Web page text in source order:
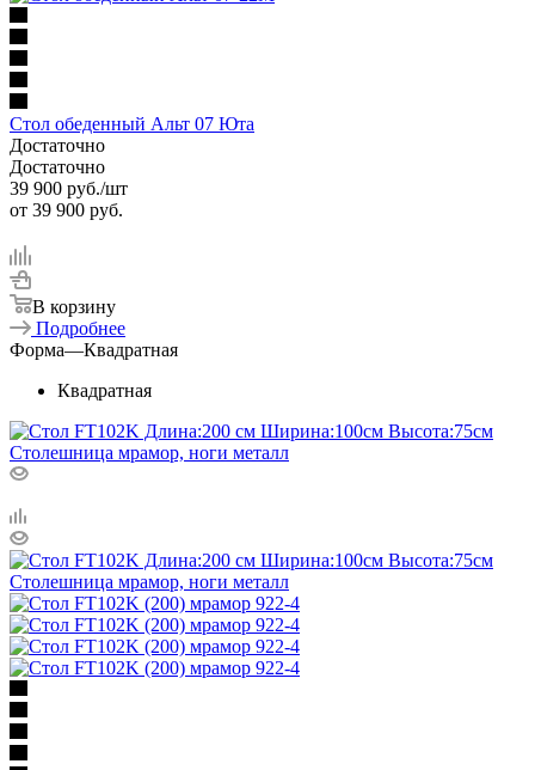
Стол обеденный Альт 07 Юта
Достаточно
Достаточно
39 900 руб./шт
от 39 900 руб.
В корзину
Подробнее
Форма—Квадратная
Квадратная